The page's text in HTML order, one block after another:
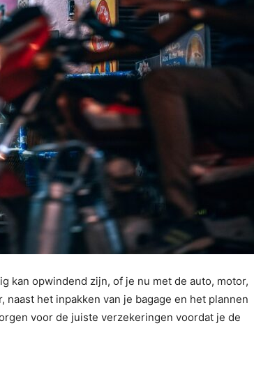
kan opwindend zijn, of je nu met de auto, motor,
het inpakken van je bagage en het plannen
voor de juiste verzekeringen voordat je de